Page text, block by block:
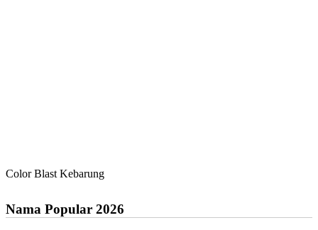
Color Blast Kebarung
Nama Popular 2026